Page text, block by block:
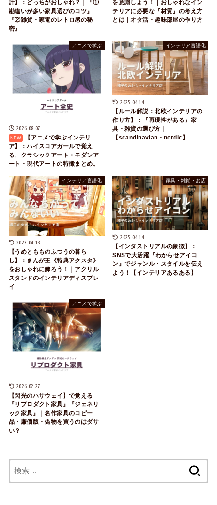
計】：どっちがおしゃれ？｜『①
勘違いが多い家具選びのコツ』
『②雑貨・家電のレトロ感の秘
密』
を意識しよう！｜おしゃれなイン
テリアに必要な『材質』の考え方
とは｜オタ活・趣味部屋の作り方
アニメで学ぶ
2026.08.07
【アニメで学ぶインテリ
ア】：ハイスコアガールで覚え
る、クラシックアート・モダンア
ート・現代アートの特徴まとめ。
インテリア言語化
2025.04.14
【ルール解説：北欧インテリアの
作り方】：『再現性がある』家
具・雑貨の選び方｜
【scandinavian・nordic】
インテリア言語化
2023.04.13
【うめともものふつうの暮ら
し】：まんが王《特典アクスタ》
をおしゃれに飾ろう！｜アクリル
スタンドのインテリアディスプレ
イ
家具・雑貨・お店
2025.04.14
【インダストリアルの象徴】：
SNSで大活躍『わからせアイコ
ン』でジャンル・スタイルを伝え
よう！【インテリアあるある】
アニメで学ぶ
2026.02.27
【閃光のハサウェイ】で覚える
『リプロダクト家具』『ジェネリ
ック家具』｜名作家具のコピー
品・廉価版・偽物を買うのはダサ
い？
索: